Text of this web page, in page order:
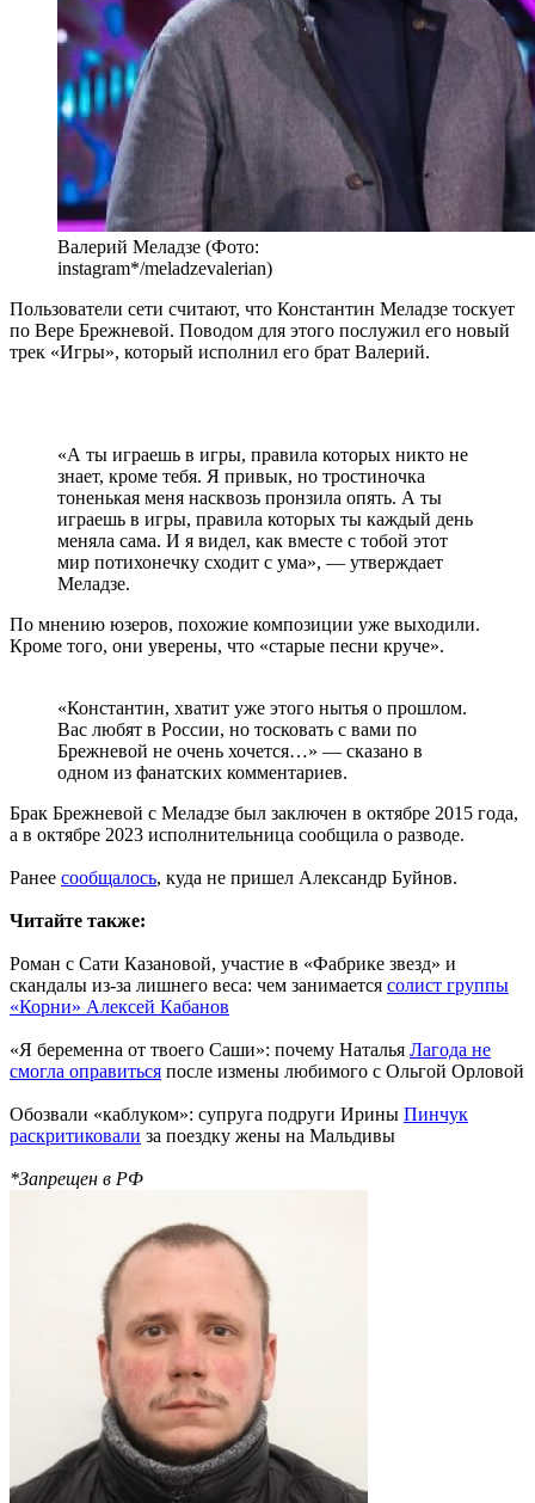
Валерий Меладзе (Фото:
instagram*/meladzevalerian)
Пользователи сети считают, что Константин Меладзе тоскует
по Вере Брежневой. Поводом для этого послужил его новый
трек «Игры», который исполнил его брат Валерий.
«А ты играешь в игры, правила которых никто не
знает, кроме тебя. Я привык, но тростиночка
тоненькая меня насквозь пронзила опять. А ты
играешь в игры, правила которых ты каждый день
меняла сама. И я видел, как вместе с тобой этот
мир потихонечку сходит с ума», — утверждает
Меладзе.
По мнению юзеров, похожие композиции уже выходили.
Кроме того, они уверены, что «старые песни круче».
«Константин, хватит уже этого нытья о прошлом.
Вас любят в России, но тосковать с вами по
Брежневой не очень хочется…» — сказано в
одном из фанатских комментариев.
Брак Брежневой с Меладзе был заключен в октябре 2015 года,
а в октябре 2023 исполнительница сообщила о разводе.
Ранее сообщалось, куда не пришел Александр Буйнов.
Читайте также:
Роман с Сати Казановой, участие в «Фабрике звезд» и
скандалы из-за лишнего веса: чем занимается солист группы
«Корни» Алексей Кабанов
«Я беременна от твоего Саши»: почему Наталья Лагода не
смогла оправиться после измены любимого с Ольгой Орловой
Обозвали «каблуком»: супруга подруги Ирины Пинчук
раскритиковали за поездку жены на Мальдивы
*Запрещен в РФ